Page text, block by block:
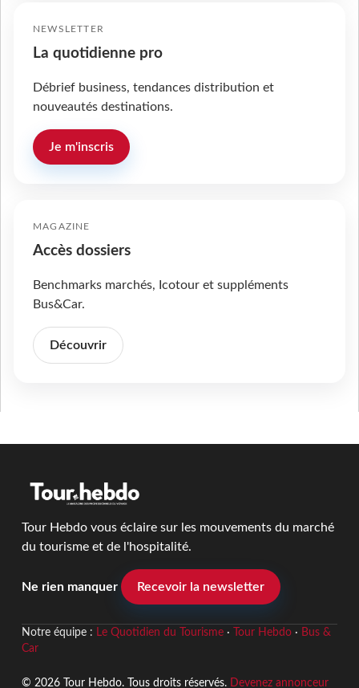
NEWSLETTER
La quotidienne pro
Débrief business, tendances distribution et
nouveautés destinations.
Je m'inscris
MAGAZINE
Accès dossiers
Benchmarks marchés, Icotour et suppléments
Bus&Car.
Découvrir
Tour Hebdo vous éclaire sur les mouvements du marché
du tourisme et de l'hospitalité.
Ne rien manquer Recevoir la newsletter
Notre équipe : Le Quotidien du Tourisme· Tour Hebdo· Bus &
Car
© 2026 Tour Hebdo. Tous droits réservés. Devenez annonceur